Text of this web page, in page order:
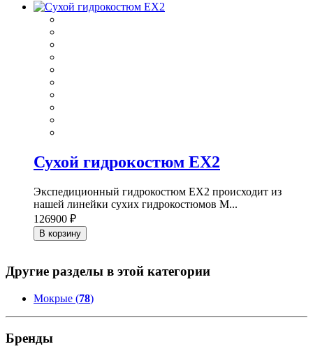
Сухой гидрокостюм EX2
Экспедиционный гидрокостюм EX2 происходит из
нашей линейки сухих гидрокостюмов M...
126900 ₽
В корзину
Другие разделы в этой категории
Мокрые (78)
Бренды